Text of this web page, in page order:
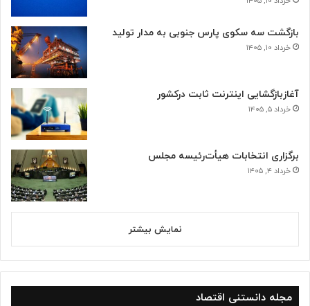
بازگشت سه سکوی پارس جنوبی به مدار تولید
خرداد ۱۰, ۱۴۰۵
آغازبازگشایی اینترنت ثابت درکشور
خرداد ۵, ۱۴۰۵
برگزاری انتخابات هیأت‌رئیسه مجلس
خرداد ۴, ۱۴۰۵
نمایش بیشتر
مجله دانستنی اقتصاد